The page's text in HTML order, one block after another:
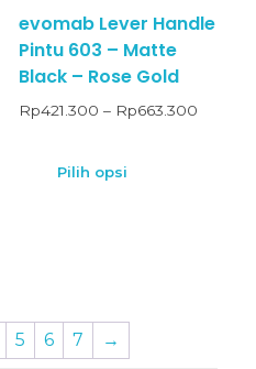
evomab Lever Handle
Pintu 603 – Matte
Black – Rose Gold
Rp421.300 – Rp663.300
Pilih opsi
5 6 7 →